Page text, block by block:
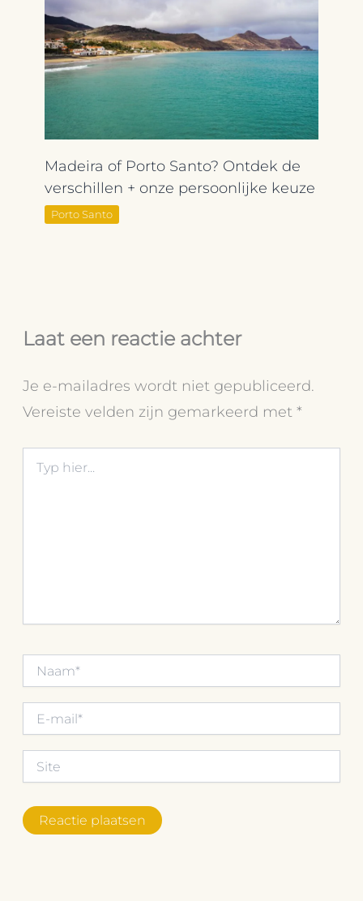
Madeira of Porto Santo? Ontdek de
verschillen + onze persoonlijke keuze
Porto Santo
Laat een reactie achter
Je e-mailadres wordt niet gepubliceerd.
Vereiste velden zijn gemarkeerd met*
hier...
mail*